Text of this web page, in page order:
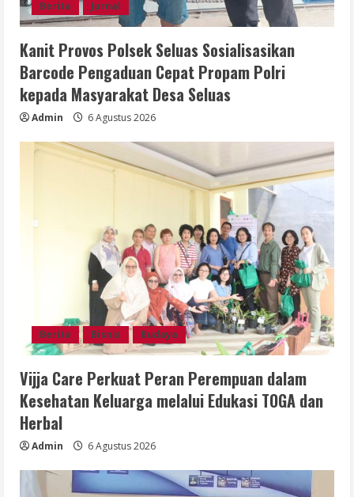
Berita Jurnal
Kanit Provos Polsek Seluas Sosialisasikan
Barcode Pengaduan Cepat Propam Polri
kepada Masyarakat Desa Seluas
Admin 6 Agustus 2026
Berita Bisnis Budaya
Vijja Care Perkuat Peran Perempuan dalam
Kesehatan Keluarga melalui Edukasi TOGA dan
Herbal
Admin 6 Agustus 2026